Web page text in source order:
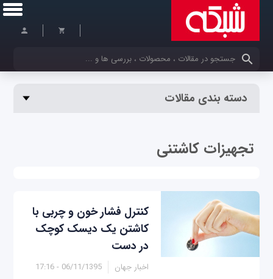
کلمات کلیدی خود را وارد کنید
دسته بندی مقالات
تجهیزات کاشتنی
کنترل فشار خون و چربی با
کاشتن یک دیسک کوچک
در دست
اخبار جهان 06/11/1395 - 17:16